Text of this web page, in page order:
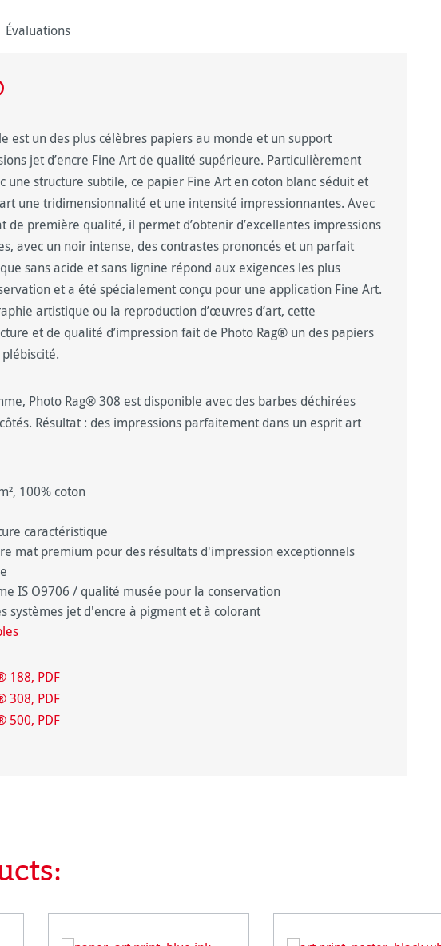
Évaluations
est un des plus célèbres papiers au monde et un support
jet d’encre Fine Art de qualité supérieure. Particulièrement
une structure subtile, ce papier Fine Art en coton blanc séduit et
une tridimensionnalité et une intensité impressionnantes. Avec
de première qualité, il permet d’obtenir d’excellentes impressions
avec un noir intense, des contrastes prononcés et un parfait
sans acide et sans lignine répond aux exigences les plus
et a été spécialement conçu pour une application Fine Art.
artistique ou la reproduction d’œuvres d’art, cette
et de qualité d’impression fait de Photo Rag® un des papiers
Photo Rag® 308 est disponible avec des barbes déchirées
Résultat : des impressions parfaitement dans un esprit art
100% coton
caractéristique
mat premium pour des résultats d'impression exceptionnels
IS O9706 / qualité musée pour la conservation
systèmes jet d'encre à pigment et à colorant
188, PDF
308, PDF
500, PDF